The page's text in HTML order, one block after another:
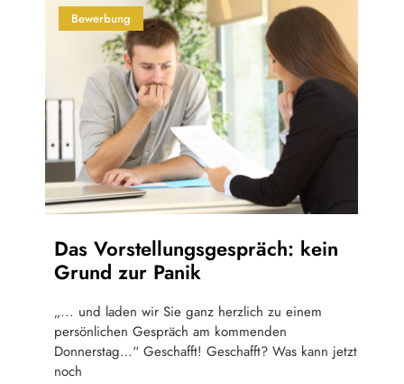
Bewerbung
Das Vorstellungsgespräch: kein
Grund zur Panik
„... und laden wir Sie ganz herzlich zu einem
persönlichen Gespräch am kommenden
Donnerstag…“ Geschafft! Geschafft? Was kann jetzt
noch